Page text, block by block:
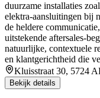
duurzame installaties
elektra‑aansluitingen bij
de heldere
uitstekende aftersales-
natuurlijke, contextuele
en klantgerichtheid die
Kluisstraat 30, 5724
Bekijk details